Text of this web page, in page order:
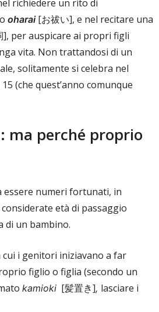
richiedere un rito di
oharai [お祓い], e nel recitare una
], per auspicare ai propri figli
vita. Non trattandosi di un
solitamente si celebra nel
(che quest’anno comunque
ma perché proprio
essere numeri fortunati, in
età di passaggio
di un bambino.
cui i genitori iniziavano a far
figlio o figlia (secondo un
kamioki [髪置き], lasciare i